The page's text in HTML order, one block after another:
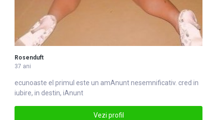
Rosenduft
37 ani
ecunoaste el primul este un amAnuntnesemnificativ. cred in
iubire, in destin, iAnunt
Vezi profil